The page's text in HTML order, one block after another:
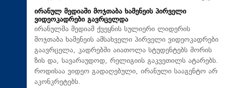
ირანულ მედიაში მოჯთაბა ხამენეის პირველი
ვიდეოკადრები გავრცელდა
ირანულმა მედიამ ქვეყნის სულიერი ლიდერის
მოჯთაბა ხამენეის ამსახველი პირველი ვიდეოკადრები
გაავრცელა, კადრებში აიათოლა სტუდენტებს შორის
ზის და, სავარაუდოდ, რელიგიის გაკვეთილს ატარებს.
როდისაა ვიდეო გადაღებული, ირანული სააგენტო არ
აკონკრეტებს.